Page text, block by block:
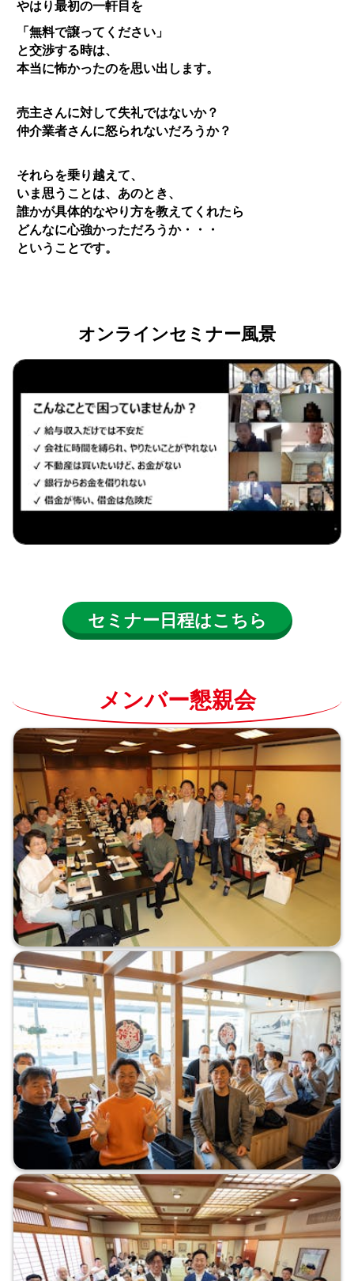
やはり最初の一軒目を
「無料で譲ってください」
と交渉する時は、
本当に怖かったのを思い出します。
売主さんに対して失礼ではないか？
仲介業者さんに怒られないだろうか？
それらを乗り越えて、
いま思うことは、あのとき、
誰かが具体的なやり方を教えてくれたら
どんなに心強かっただろうか・・・
ということです。
オンラインセミナー風景
セミナー日程はこちら
メンバー懇親会